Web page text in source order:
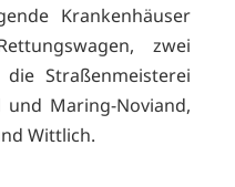
Krankenhäuser
zwei
Straßenmeisterei
Maring-Noviand,
Wittlich.